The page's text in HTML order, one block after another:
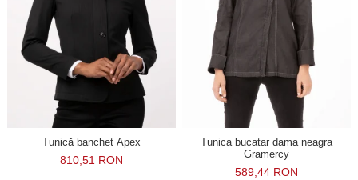
Tunică banchet Apex
810,51 RON
Tunica bucatar dama neagra
Gramercy
589,44 RON